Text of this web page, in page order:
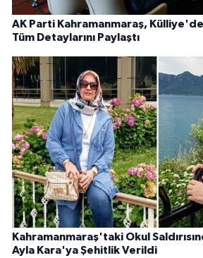
AK Parti Kahramanmaraş,
Tüm Detaylarını Paylaştı
Kahramanmaraş'taki Okul
Ayla Kara'ya Şehitlik Verildi